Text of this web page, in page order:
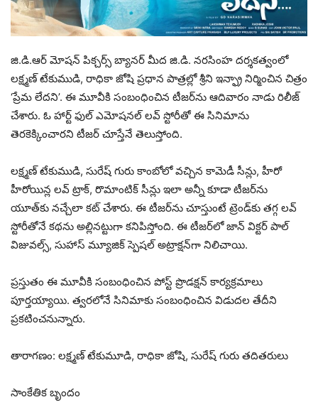
జి.డి.ఆర్ మోషన్ పిక్చర్స్ బ్యానర్ మీద జి.డి. నరసింహ దర్శకత్వంలో
లక్ష్మణ్ టేకుముడి, రాధికా జోషి ప్రధాన పాత్రల్లో శ్రీని ఇన్ఫ్రా నిర్మించిన చిత్రం
‘ప్రేమ లేదని’. ఈ మూవీకి సంబంధించిన టీజర్‌ను ఆదివారం నాడు రిలీజ్
చేశారు. ఓ హార్ట్ ఫుల్ ఎమోషనల్ లవ్ స్టోరీతో ఈ సినిమాను
తెరకెక్కించారని టీజర్ చూస్తేనే తెలుస్తోంది.
లక్ష్మణ్ టేకుముడి, సురేష్ గురు కాంబోలో వచ్చిన కామెడీ సీన్లు, హీరో
హీరోయిన్ల లవ్ ట్రాక్, రొమాంటిక్ సీన్లు ఇలా అన్నీ కూడా టీజర్‌ను
యూత్‌కు నచ్చేలా కట్ చేశారు. ఈ టీజర్‌ను చూస్తుంటే ట్రెండ్‌కు తగ్గ లవ్
స్టోరీతోనే కథను అల్లినట్టుగా కనిపిస్తోంది. ఈ టీజర్‌లో జాన్ విక్టర్ పాల్
విజువల్స్, సుహాస్ మ్యూజిక్ స్పెషల్ అట్రాక్షన్‌గా నిలిచాయి.
ప్రస్తుతం ఈ మూవీకి సంబంధించిన పోస్ట్ ప్రొడక్షన్ కార్యక్రమాలు
పూర్తయ్యాయి. త్వరలోనే సినిమాకు సంబంధించిన విడుదల తేదీని
ప్రకటించనున్నారు.
తారాగణం: లక్ష్మణ్ టేకుమూడి, రాధికా జోషి, సురేష్ గురు తదితరులు
సాంకేతిక బృందం